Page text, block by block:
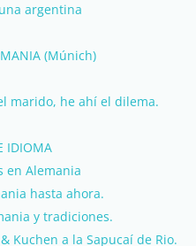
argentina
(Múnich)
marido, he ahí el dilema.
IDIOMA
en Alemania
hasta ahora.
y tradiciones.
Kuchen a la Sapucaí de Rio.